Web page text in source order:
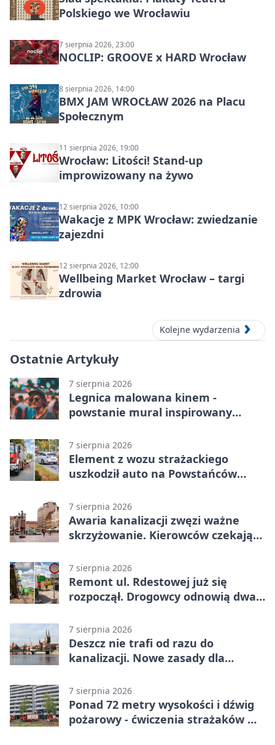
Polskiego we Wrocławiu
7 sierpnia 2026, 23:00
NOCLIP: GROOVE x HARD Wrocław
8 sierpnia 2026, 14:00
BMX JAM WROCŁAW 2026 na Placu
Społecznym
11 sierpnia 2026, 19:00
Wrocław: Litości! Stand-up
improwizowany na żywo
12 sierpnia 2026, 10:00
Wakacje z MPK Wrocław: zwiedzanie
zajezdni
12 sierpnia 2026, 12:00
Wellbeing Market Wrocław – targi
zdrowia
Kolejne wydarzenia
Ostatnie Artykuły
7 sierpnia 2026
Legnica malowana kinem -
powstanie mural inspirowany
7 sierpnia 2026
Element z wozu strażackiego
uszkodził auto na Powstańców
7 sierpnia 2026
Awaria kanalizacji zwęzi ważne
skrzyżowanie. Kierowców czekają
7 sierpnia 2026
Remont ul. Rdestowej już się
rozpoczął. Drogowcy odnowią dwa
7 sierpnia 2026
Deszcz nie trafi od razu do
kanalizacji. Nowe zasady dla
7 sierpnia 2026
Ponad 72 metry wysokości i dźwig
pożarowy - ćwiczenia strażaków we